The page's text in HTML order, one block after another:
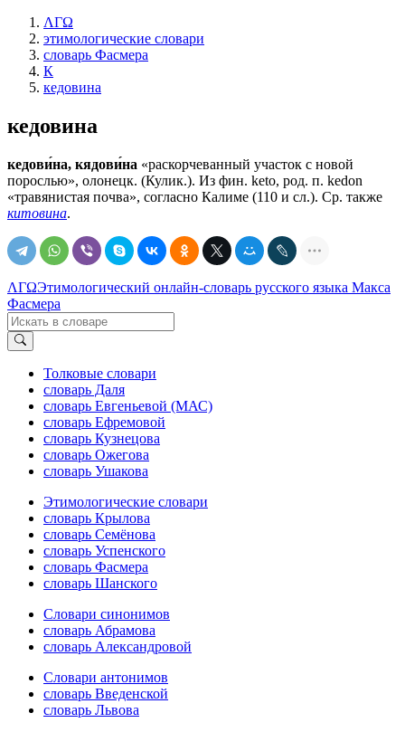
ΛΓΩ
этимологические словари
словарь Фасмера
К
кедовина
кедовина
кедови́на, кядови́на «раскорчеванный участок с новой
порослью», олонецк. (Кулик.). Из фин. kеtо, род. п. kеdоn
«травянистая почва», согласно Калиме (110 и сл.). Ср. также
китовина.
ΛΓΩЭтимологический онлайн-словарь русского языка Макса
Фасмера
Толковые словари
словарь Даля
словарь Евгеньевой (МАС)
словарь Ефремовой
словарь Кузнецова
словарь Ожегова
словарь Ушакова
Этимологические словари
словарь Крылова
словарь Семёнова
словарь Успенского
словарь Фасмера
словарь Шанского
Словари синонимов
словарь Абрамова
словарь Александровой
Словари антонимов
словарь Введенской
словарь Львова